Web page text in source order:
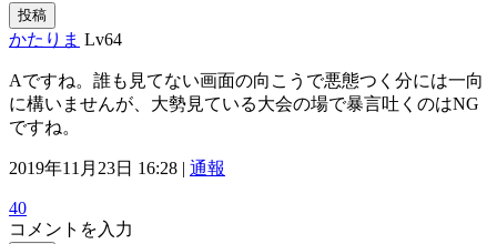
投稿
かたりま Lv64
Aですね。誰も見てない画面の向こうで悪態つく分には一向
に構いませんが、大勢見ている大会の場で暴言吐くのはNG
ですね。
2019年11月23日 16:28 | 通報
40
コメントを入力